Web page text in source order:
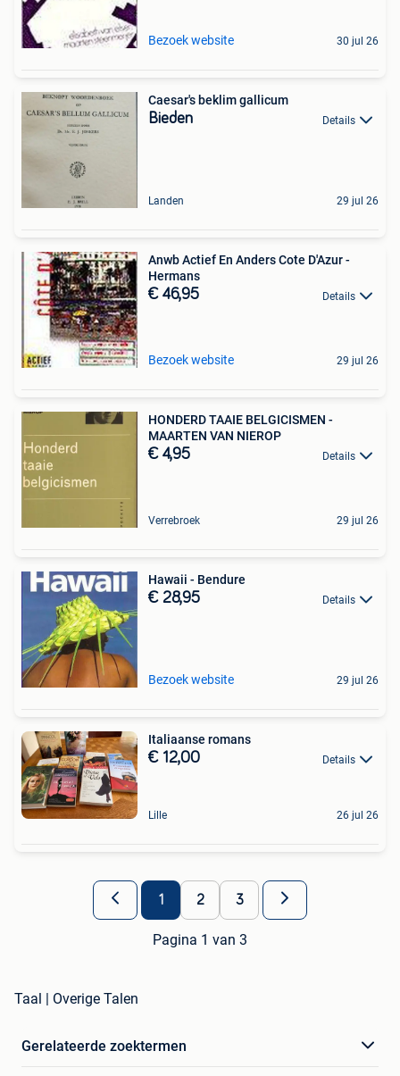
Bezoek website 30 jul 26
Caesar's beklim gallicum
Bieden Details
Landen 29 jul 26
Anwb Actief En Anders Cote D'Azur -
Hermans
€ 46,95 Details
Bezoek website 29 jul 26
HONDERD TAAIE BELGICISMEN -
MAARTEN VAN NIEROP
€ 4,95 Details
Verrebroek 29 jul 26
Hawaii - Bendure
€ 28,95 Details
Bezoek website 29 jul 26
Italiaanse romans
€ 12,00 Details
Lille 26 jul 26
1 2 3
Pagina 1 van 3
Taal | Overige Talen
Gerelateerde zoektermen